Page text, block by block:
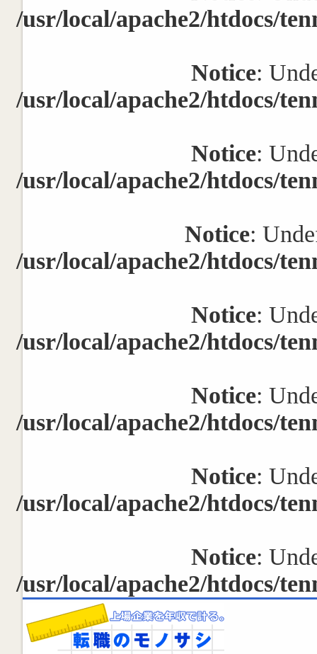
/usr/local/apache2/htdocs/
Notice:
/usr/local/apache2/htdocs/
Notice:
/usr/local/apache2/htdocs/
Notice:
/usr/local/apache2/htdocs/
Notice:
/usr/local/apache2/htdocs/
Notice:
/usr/local/apache2/htdocs/
Notice:
/usr/local/apache2/htdocs/
Notice:
/usr/local/apache2/htdocs/